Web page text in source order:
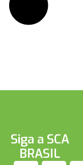
Siga a SCA
BRASIL